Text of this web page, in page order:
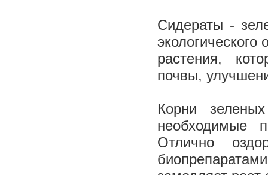
Сидераты -
экологического
растения,
почвы,
Корни
необходимые
Отлично